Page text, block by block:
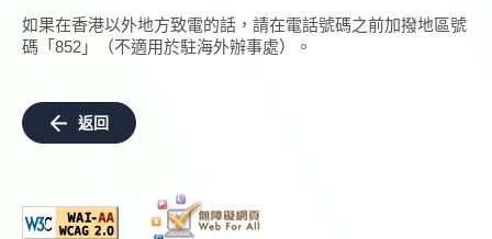
如果在香港以外地方致電的話，請在電話號碼之前加撥地區號
碼「852」（不適用於駐海外辦事處）。
返回